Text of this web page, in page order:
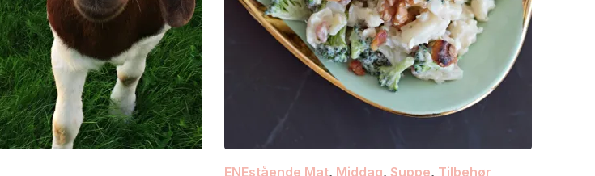
ENEstående Mat, Middag, Suppe, Tilbehør